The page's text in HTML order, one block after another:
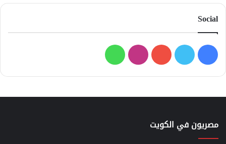
Social
فيسبوك
تويتر يوتيوبانستقرامواتساب
مصريون في الكويت